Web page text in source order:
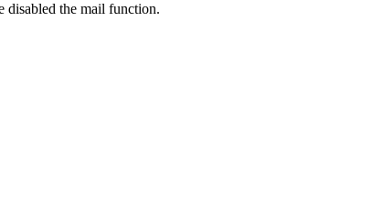
disabled the mail function.